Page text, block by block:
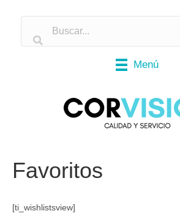
Menú
Favoritos
[ti_wishlistsview]